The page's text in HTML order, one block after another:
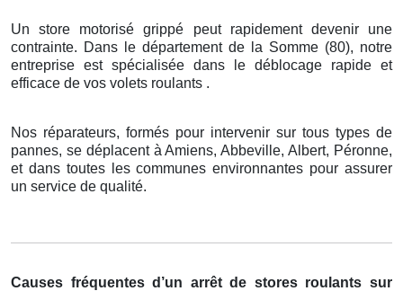
Un store motorisé grippé peut rapidement devenir une
contrainte. Dans le département de la Somme (80), notre
entreprise est spécialisée dans le déblocage rapide et
efficace de vos volets roulants .
Nos réparateurs, formés pour intervenir sur tous types de
pannes, se déplacent à Amiens, Abbeville, Albert, Péronne,
et dans toutes les communes environnantes pour assurer
un service de qualité.
Causes fréquentes d’un arrêt de stores roulants sur